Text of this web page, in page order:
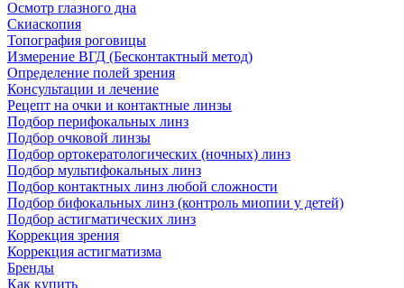
Осмотр глазного дна
Скиаскопия
Топография роговицы
Измерение ВГД (Бесконтактный метод)
Определение полей зрения
Консультации и лечение
Рецепт на очки и контактные линзы
Подбор перифокальных линз
Подбор очковой линзы
Подбор ортокератологических (ночных) линз
Подбор мультифокальных линз
Подбор контактных линз любой сложности
Подбор бифокальных линз (контроль миопии у детей)
Подбор астигматических линз
Коррекция зрения
Коррекция астигматизма
Бренды
Как купить